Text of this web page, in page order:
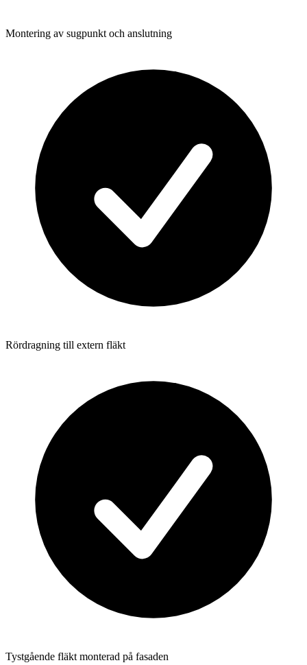
Montering av sugpunkt och anslutning
Rördragning till extern fläkt
Tystgående fläkt monterad på fasaden